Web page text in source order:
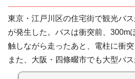
東京・江戸川区の住宅街で観光バ
が発生した。バスは衝突前、300m
触しながら走ったあと、電柱に衝突
また、大阪・四條畷市でも大型バ